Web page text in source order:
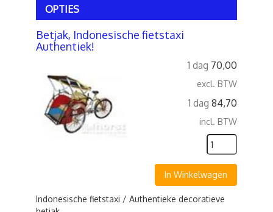
OPTIES
Betjak, Indonesische fietstaxi
Authentiek!
1 dag 70,00
excl. BTW
1 dag 84,70
incl. BTW
In Winkelwagen
Indonesische fietstaxi / Authentieke decoratieve